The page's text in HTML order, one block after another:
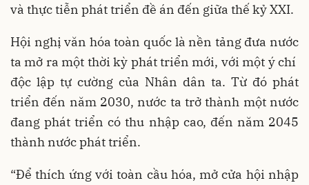
và thực tiễn phát triển đề án đến giữa thế kỷ XXI.
Hội nghị văn hóa toàn quốc là nền tảng đưa nước
ta mở ra một thời kỳ phát triển mới, với một ý chí
độc lập tự cường của Nhân dân ta. Từ đó phát
triển đến năm 2030, nước ta trở thành một nước
đang phát triển có thu nhập cao, đến năm 2045
thành nước phát triển.
“Để thích ứng với toàn cầu hóa, mở cửa hội nhập